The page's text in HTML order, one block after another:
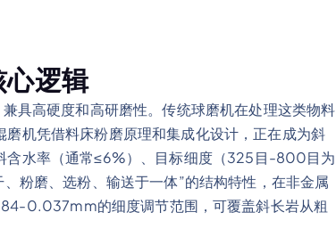
逻辑
具高硬度和高研磨性。传统球磨机在处理这类物料
机凭借料床粉磨原理和集成化设计，正在成为斜
含水率（通常≤6%）、目标细度（325目-800目为
粉磨、选粉、输送于一体”的结构特性，在非金属
0.037mm的细度调节范围，可覆盖斜长岩从粗